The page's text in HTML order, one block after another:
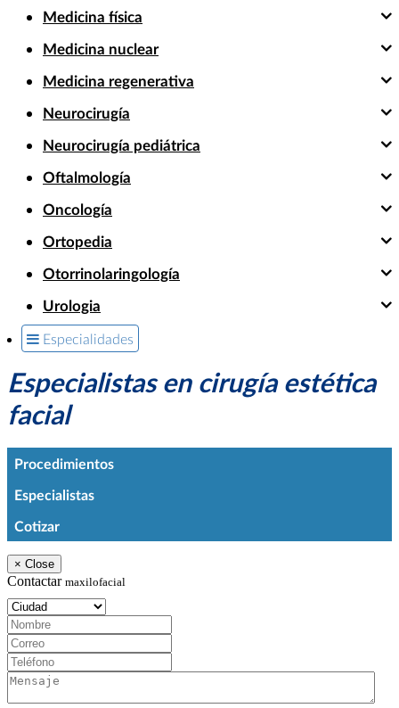
Medicina física
Medicina nuclear
Medicina regenerativa
Neurocirugía
Neurocirugía pediátrica
Oftalmología
Oncología
Ortopedia
Otorrinolaringología
Urologia
Especialidades
Especialistas en cirugía estética
facial
Procedimientos
Especialistas
Cotizar
× Close
Contactar maxilofacial
Ciudad:
Nombre:
Correo:
Teléfono:
Mensaje: